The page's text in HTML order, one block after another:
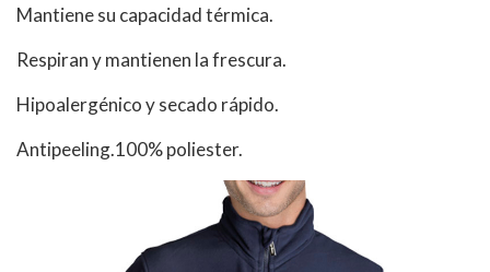
Mantiene su capacidad térmica.
Respiran y mantienen la frescura.
Hipoalergénico y secado rápido.
Antipeeling.100% poliester.